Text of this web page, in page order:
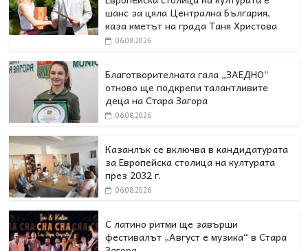
шанс за цяла Централна България,
каза кметът на града Таня Христова
06.08.2026
Благотворителната гала „ЗАЕДНО“
отново ще подкрепи талантливите
деца на Стара Загора
06.08.2026
Казанлък се включва в кандидатурата
за Европейска столица на културата
през 2032 г.
06.08.2026
С латино ритми ще завърши
фестивалът „Август е музика“ в Стара